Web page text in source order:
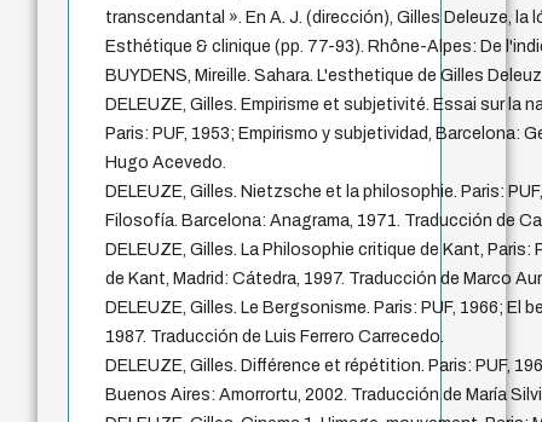
transcendantal ». En A. J. (dirección), Gilles Deleuze, la
Esthétique & clinique (pp. 77-93). Rhône-Alpes: De
BUYDENS, Mireille. Sahara. L'esthetique de Gilles
DELEUZE, Gilles. Empirisme et subjetivité. Essai sur la
Paris: PUF, 1953; Empirismo y subjetividad, Barcelona:
Hugo Acevedo.
DELEUZE, Gilles. Nietzsche et la philosophie. Paris:
Filosofía. Barcelona: Anagrama, 1971. Traducción de
DELEUZE, Gilles. La Philosophie critique de Kant, Paris:
de Kant, Madrid: Cátedra, 1997. Traducción de Marco
DELEUZE, Gilles. Le Bergsonisme. Paris: PUF, 1966; El
1987. Traducción de Luis Ferrero Carrecedo.
DELEUZE, Gilles. Différence et répétition. Paris: PUF,
Buenos Aires: Amorrortu, 2002. Traducción de María